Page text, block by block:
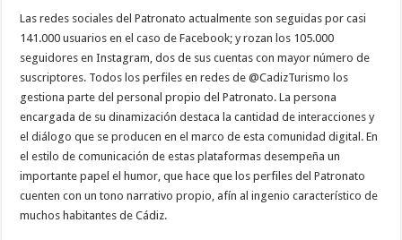
Las redes sociales del Patronato actualmente son seguidas por casi
141.000 usuarios en el caso de Facebook; y rozan los 105.000
seguidores en Instagram, dos de sus cuentas con mayor número de
suscriptores. Todos los perfiles en redes de @CadizTurismo los
gestiona parte del personal propio del Patronato. La persona
encargada de su dinamización destaca la cantidad de interacciones y
el diálogo que se producen en el marco de esta comunidad digital. En
el estilo de comunicación de estas plataformas desempeña un
importante papel el humor, que hace que los perfiles del Patronato
cuenten con un tono narrativo propio, afín al ingenio característico de
muchos habitantes de Cádiz.